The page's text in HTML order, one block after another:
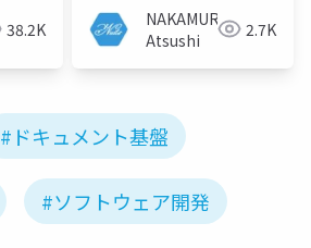
38.2K
NAKAMURA
Atsushi
2.7K
#ドキュメント基盤
#ソフトウェア開発